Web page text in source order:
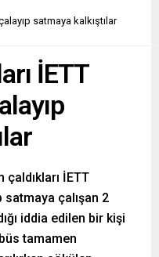
satmaya kalkıştılar
İETT
çaldıkları İETT
satmaya çalışan 2
iddia edilen bir kişi
tamamen